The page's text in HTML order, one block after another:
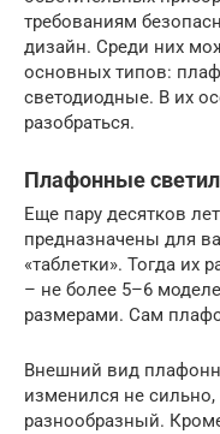
требованиям
дизайн. Среди них
основных типов:
светодиодные. В их
разобраться.
Плафонные
Еще пару десятков
предназначены для
«таблетки». Тогда
– не более 5–6
размерами. Сам
Внешний вид
изменился не
разнообразный.